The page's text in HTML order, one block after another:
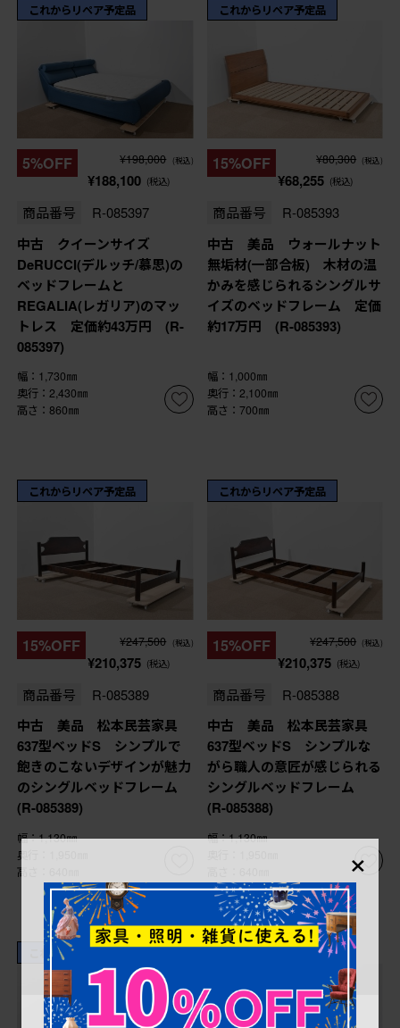
これからリペア予定品
5%OFF ¥198,000 (税込)
¥188,100 (税込)
商品番号 R-085397
中古 クイーンサイズ
DeRUCCI(デルッチ/慕思)の
ベッドフレームと
REGALIA(レガリア)のマッ
トレス 定価約43万円 (R-
085397)
幅：1,730㎜
奥行：2,430㎜
高さ：860㎜
これからリペア予定品
15%OFF ¥80,300 (税込)
¥68,255 (税込)
商品番号 R-085393
中古 美品 ウォールナット
無垢材(一部合板) 木材の温
かみを感じられるシングルサ
イズのベッドフレーム 定価
約17万円 (R-085393)
幅：1,000㎜
奥行：2,100㎜
高さ：700㎜
これからリペア予定品
15%OFF ¥247,500 (税込)
¥210,375 (税込)
商品番号 R-085389
中古 美品 松本民芸家具
637型ベッドS シンプルで
飽きのこないデザインが魅力
のシングルベッドフレーム
(R-085389)
幅：1,130㎜
奥行：1,950㎜
高さ：640㎜
これからリペア予定品
15%OFF ¥247,500 (税込)
¥210,375 (税込)
商品番号 R-085388
中古 美品 松本民芸家具
637型ベッドS シンプルな
がら職人の意匠が感じられる
シングルベッドフレーム
(R-085388)
幅：1,130㎜
これからリペア予定品 これからリペア予定品
×